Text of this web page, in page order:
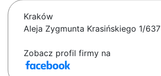
Kraków
Aleja Zygmunta Krasińskiego 1/637
Zobacz profil firmy na